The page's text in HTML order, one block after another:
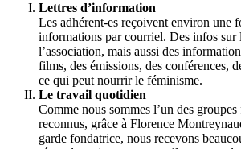
Lettres d’information
Les adhérent-es reçoivent environ une
informations par courriel. Des infos sur
l’association, mais aussi des
films, des émissions, des conférences,
ce qui peut nourrir le féminisme.
Le travail quotidien
Comme nous sommes l’un des
reconnus, grâce à Florence
garde fondatrice, nous recevons